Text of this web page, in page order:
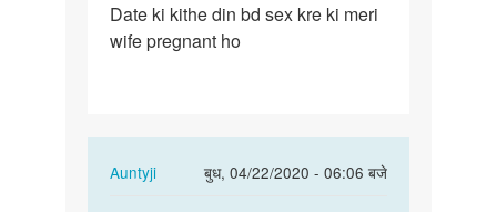
Date
ki
kre…
Date ki kithe din bd sex kre ki meri
wife pregnant ho
Auntyji
बुध, 04/22/2020 - 06:06 बजे
In